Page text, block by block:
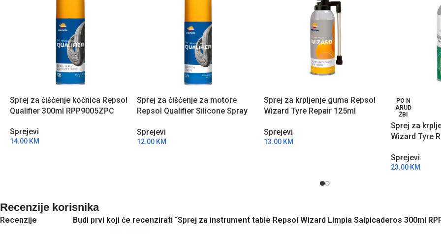
Sprej za čišćenje kočnica Repsol
Qualifier 300ml RPP9005ZPC
Sprejevi
14.00 KM
Sprej za čišćenje za motore
Repsol Qualifier Silicone Spray
Sprejevi
12.00 KM
Sprej za krpljenje guma Repsol
Wizard Tyre Repair 125ml
Sprejevi
13.00 KM
PO N
ARUD
ŽBI
Sprej za
Wizard Tyre
Sprejevi
23.00 KM
Recenzije korisnika
Recenzije Budi prvi koji će recenzirati “Sprej za instrument table Repsol Wizard Limpia Salpicaderos 300ml